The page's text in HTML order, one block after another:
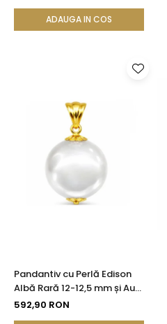
ADAUGA IN COS
Pandantiv cu Perlă Edison
Albă Rară 12-12,5 mm și Aur
Galben 14K (aur 585) |
592,90 RON